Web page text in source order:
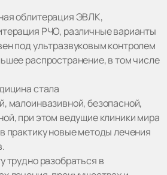
облитерация ЭВЛК,
РЧО, различные варианты
под ультразвуковым контролем
распространение, в том числе
стала
малоинвазивной, безопасной,
при этом ведущие клиники мира
практику новые методы лечения
трудно разобраться в